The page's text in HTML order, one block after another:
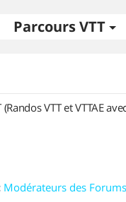
Parcours VTT
VTT et VTTAE
Modérateurs des Forums